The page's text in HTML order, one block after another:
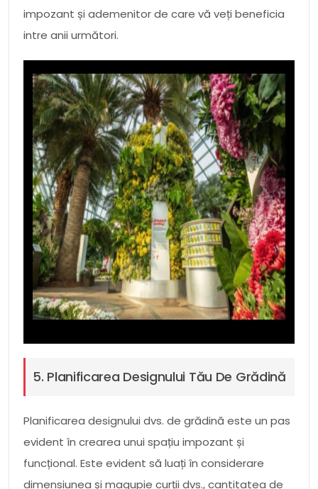
impozant și ademenitor de care vă veți beneficia
intre anii următori.
5. Planificarea Designului Tău De Grădină
Planificarea designului dvs. de grădină este un pas
evident în crearea unui spațiu impozant și
funcțional. Este evident să luați în considerare
dimensiunea și magupie curții dvs., cantitatea de